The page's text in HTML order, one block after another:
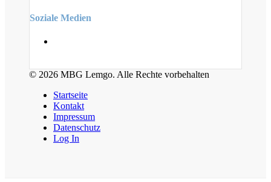
Soziale Medien
© 2026 MBG Lemgo. Alle Rechte vorbehalten
Startseite
Kontakt
Impressum
Datenschutz
Log In